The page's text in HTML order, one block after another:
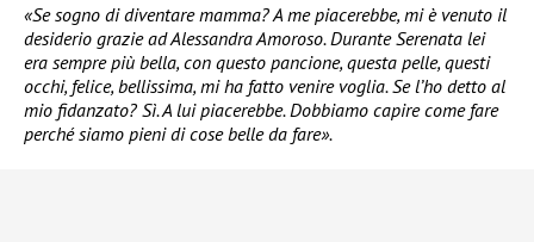
«Se sogno di diventare mamma? A me piacerebbe, mi è venuto il
desiderio grazie ad Alessandra Amoroso. Durante Serenata lei
era sempre più bella, con questo pancione, questa pelle, questi
occhi, felice, bellissima, mi ha fatto venire voglia. Se l’ho detto al
mio fidanzato? Sì. A lui piacerebbe. Dobbiamo capire come fare
perché siamo pieni di cose belle da fare».